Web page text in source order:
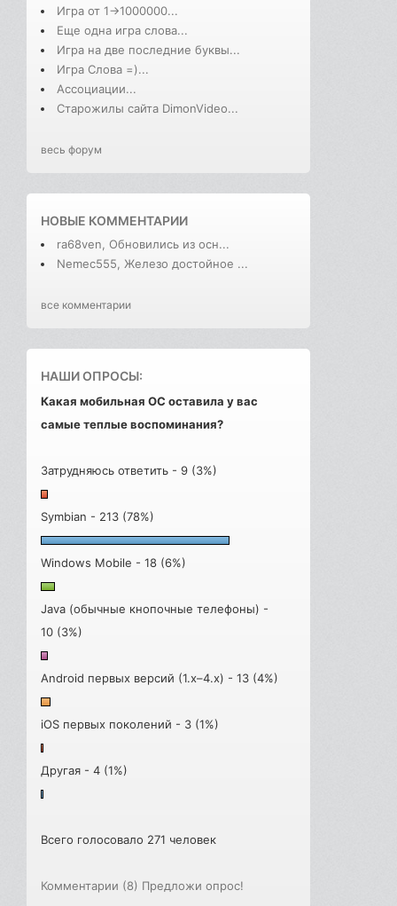
Игра от 1->1000000...
Еще одна игра слова...
Игра на две последние буквы...
Игра Слова =)...
Ассоциации...
Старожилы сайта DimonVideo...
весь форум
НОВЫЕ КОММЕНТАРИИ
ra68ven, Обновились из осн...
Nemec555, Железо достойное ...
все комментарии
НАШИ ОПРОСЫ:
Какая мобильная ОС оставила у вас
самые теплые воспоминания?
Затрудняюсь ответить - 9 (3%)
Symbian - 213 (78%)
Windows Mobile - 18 (6%)
Java (обычные кнопочные телефоны) -
10 (3%)
Android первых версий (1.x–4.x) - 13 (4%)
iOS первых поколений - 3 (1%)
Другая - 4 (1%)
Всего голосовало 271 человек
Комментарии (8) Предложи опрос!